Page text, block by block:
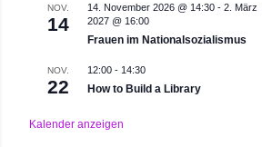
NOV.
14
14. November 2026 @ 14:30 - 2. März
2027 @ 16:00
Frauen im Nationalsozialismus
NOV.
22
12:00 - 14:30
How to Build a Library
Kalender anzeigen